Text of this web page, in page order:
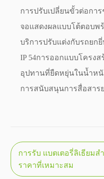
การปรับเปลี่ยนขั้วต่อกา
จอแสดงผลแบบโต้ตอบพ
บริการปรับแต่งกับรถยก
IP 54การออกแบบโครงส
อุปทานที่ยืดหยุ่นในน้ำหนั
การสนับสนุนการสื่อสาร
การรับ แบตเตอรี่ลิเธียมส
ราคาที่เหมาะสม